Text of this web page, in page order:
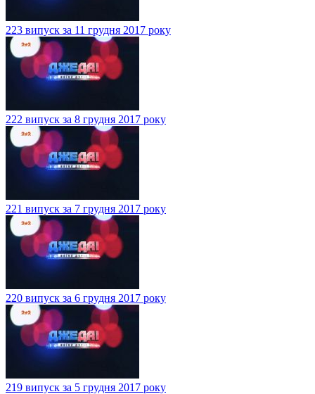
223 випуск за 11 грудня 2017 року
222 випуск за 8 грудня 2017 року
221 випуск за 7 грудня 2017 року
220 випуск за 6 грудня 2017 року
219 випуск за 5 грудня 2017 року